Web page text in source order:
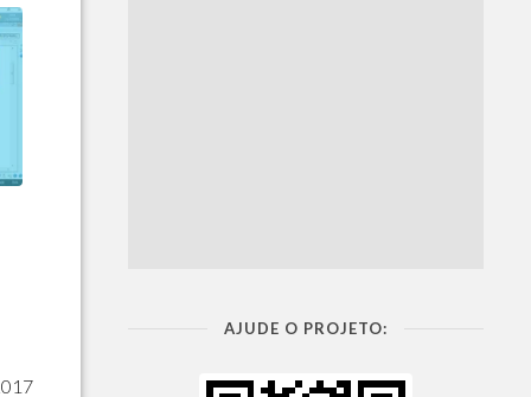
AJUDE O PROJETO: